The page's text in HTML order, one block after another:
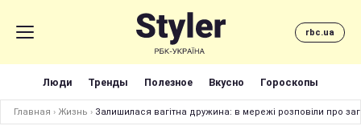
rbc.ua
Люди Тренды Полезное Вкусно Гороскопы
Главная › Жизнь › Залишилася вагітна дружина: в мережі розповіли про